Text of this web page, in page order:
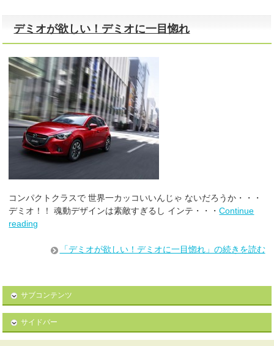
デミオが欲しい！デミオに一目惚れ
コンパクトクラスで 世界一カッコいいんじゃ ないだろうか・・・
デミオ！！ 魂動デザインは素敵すぎるし インテ・・・Continue
reading
「デミオが欲しい！デミオに一目惚れ」の続きを読む
サブコンテンツ
サイドバー